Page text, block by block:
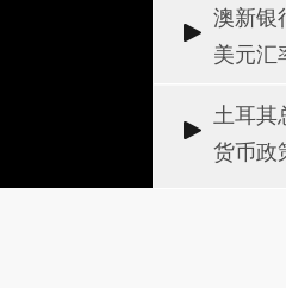
澳新银
美元汇
土耳其
货币政